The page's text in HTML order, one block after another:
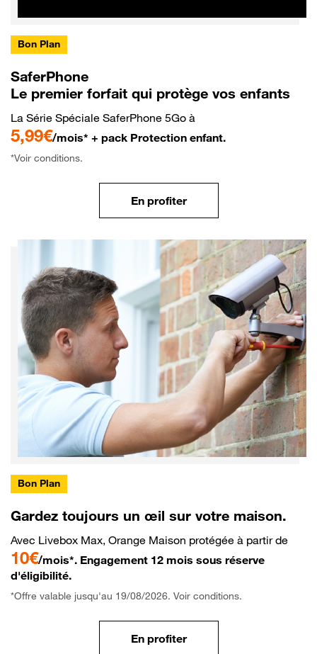
Bon Plan
SaferPhone
Le premier forfait qui protège vos enfants
La Série Spéciale SaferPhone 5Go à
5,99€/mois* + pack Protection enfant.
*Voir conditions.
En profiter
Bon Plan
Gardez toujours un œil sur votre maison.
Avec Livebox Max, Orange Maison protégée à partir de
10€/mois*. Engagement 12 mois sous réserve
d'éligibilité.
*Offre valable jusqu'au 19/08/2026. Voir conditions.
En profiter